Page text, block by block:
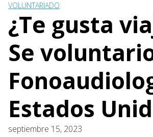
VOLUNTARIADO
¿Te gusta
Se
Estados
septiembre 15, 2023